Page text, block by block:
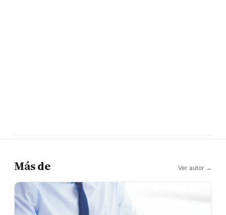
Más de Ver autor →